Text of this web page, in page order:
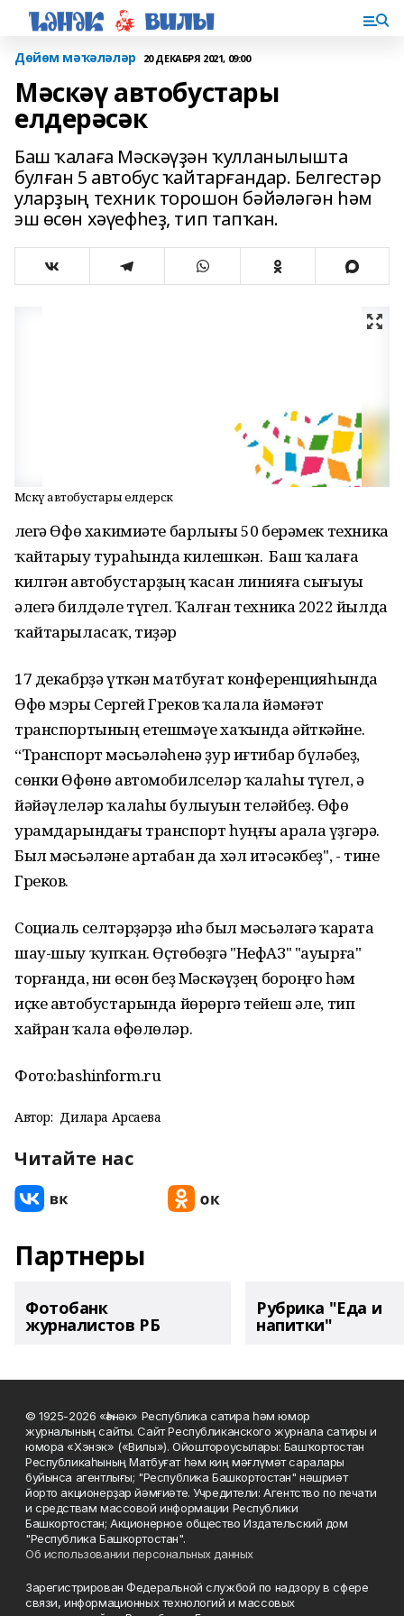
Дөйөм мәҡәләләр 20 ДЕКАБРЯ 2021, 09:00
Мәскәү автобустары
елдерәсәк
Баш ҡалаға Мәскәүҙән ҡулланылышта
булған 5 автобус ҡайтарғандар. Белгестәр
уларҙың техник торошон бәйәләгән һәм
эш өсөн хәүефһеҙ, тип тапҡан.
Мәскәү автобустары елдерәсәк
Әлегә Өфө хакимиәте барлығы 50 берәмек техника
ҡайтарыу тураһында килешкән. Баш ҡалаға
килгән автобустарҙың ҡасан линияға сығыуы
әлегә билдәле түгел. Ҡалған техника 2022 йылда
ҡайтарыласаҡ, тиҙәр
17 декабрҙә үткән матбуғат конференцияһында
Өфө мэры Сергей Греков ҡалала йәмәғәт
транспортының етешмәүе хаҡында әйткәйне.
“Транспорт мәсьәләһенә ҙур иғтибар бүләбеҙ,
сөнки Өфөнө автомобилселәр ҡалаһы түгел, ә
йәйәүлеләр ҡалаһы булыуын теләйбеҙ. Өфө
урамдарындағы транспорт һуңғы арала үҙгәрә.
Был мәсьәләне артабан да хәл итәсәкбеҙ", - тине
Греков.
Социаль селтәрҙәрҙә иһә был мәсьәләгә ҡарата
шау-шыу ҡупҡан. Өҫтөбөҙгә "НефАЗ" "ауырға"
торғанда, ни өсөн беҙ Мәскәүҙең бороңғо һәм
иҫке автобустарында йөрөргә тейеш әле, тип
хайран ҡала өфөлөләр.
Фото:bashinform.ru
Автор: Дилара Арсаева
Читайте нас
Партнеры
Фотобанк
журналистов РБ
Рубрика "Еда и
напитки"
© 1925-2026 «Һәнәк» Республика сатира һәм юмор
журналының сайты. Сайт Республиканского журнала сатиры и
юмора «Хэнэк» («Вилы»). Ойоштороусылары: Башҡортостан
Республикаһының Матбуғат һәм киң мәғлүмәт саралары
буйынса агентлығы; "Республика Башкортостан" нәшриәт
йорто акционерҙар йәмғиәте. Учредители: Агентство по печати
и средствам массовой информации Республики
Башкортостан; Акционерное общество Издательский дом
"Республика Башкортостан".
Об использовании персональных данных
Зарегистрирован Федеральной службой по надзору в сфере
связи, информационных технологий и массовых